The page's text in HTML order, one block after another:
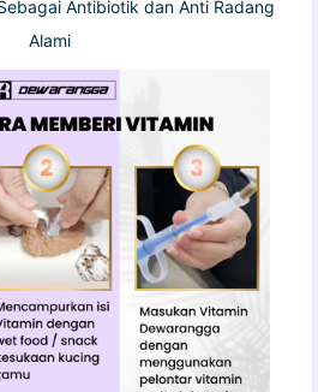
Antibiotik dan Anti Radang
Alami